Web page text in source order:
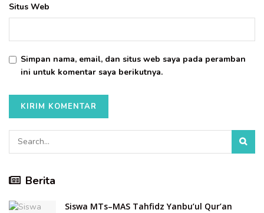
Situs Web
Simpan nama, email, dan situs web saya pada peramban
ini untuk komentar saya berikutnya.
Berita
Siswa MTs–MAS Tahfidz Yanbu’ul Qur’an